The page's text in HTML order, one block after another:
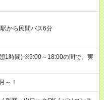
から民間バス6分
1時間) ※9:00～18:00の間で、実
～！